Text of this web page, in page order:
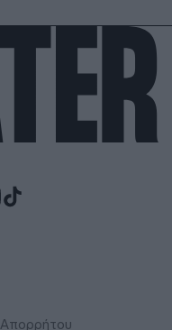
Απορρήτου